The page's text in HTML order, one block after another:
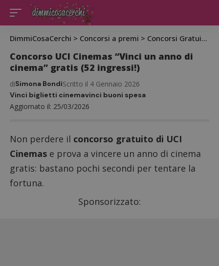
DimmiCosaCerchi > Concorsi a premi > Concorsi Gratuiti >
Concorso UCI Cinemas “Vinci un anno di
cinema” gratis (52 ingressi!)
Aggiornato il: 25/03/2026
diSimona BondiScritto il 4 Gennaio 2026
Vinci biglietti cinemavinci buoni spesa
Non perdere il concorso gratuito di UCI
Cinemas e prova a vincere un anno di cinema
gratis: bastano pochi secondi per tentare la
fortuna.
Sponsorizzato: